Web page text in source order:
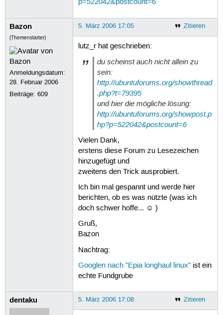
p=522042&postcount=6
Bazon
(Themenstarter)
Anmeldungsdatum:
28. Februar 2006
Beiträge:609
Zitieren
5. März 2006 17:05
lutz_r hat geschrieben:
du scheinst auch nicht allein zu
sein:
http://ubuntuforums.org/showthread
.php?t=79395
und hier die mögliche lösung:
http://ubuntuforums.org/showpost.p
hp?p=522042&postcount=6
Vielen Dank,
erstens diese Forum zu Lesezeichen
hinzugefügt und
zweitens den Trick ausprobiert.
Ich bin mal gespannt und werde hier
berichten, ob es was nützte (was ich
doch schwer hoffe... ☺ )
Gruß,
Bazon
Nachtrag:
Googlen nach "Epia longhaul linux"ist ein
echte Fundgrube
dentaku Zitieren
5. März 2006 17:08